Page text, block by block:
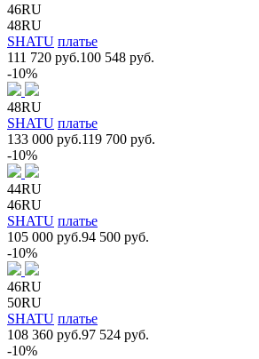
46RU
48RU
SHATU платье
111 720 руб.100 548 руб.
-10%
48RU
SHATU платье
133 000 руб.119 700 руб.
-10%
44RU
46RU
SHATU платье
105 000 руб.94 500 руб.
-10%
46RU
50RU
SHATU платье
108 360 руб.97 524 руб.
-10%